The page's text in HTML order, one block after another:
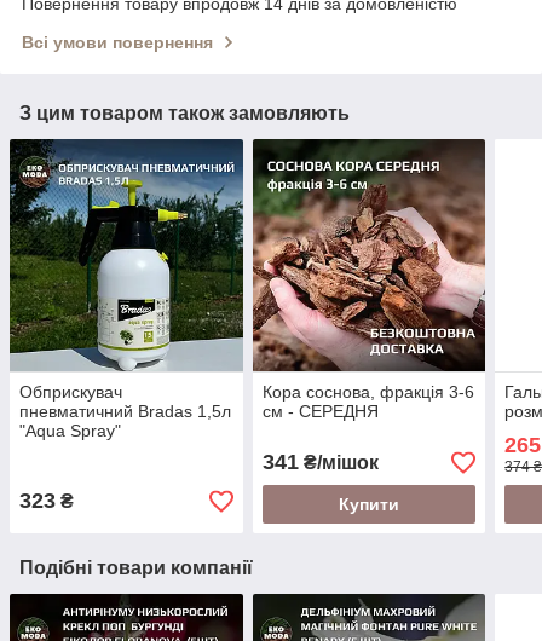
Всі умови повернення
З цим товаром також замовляють
Обприскувач
пневматичний Bradas 1,5л
"Aqua Spray"
323 ₴
Кора соснова, фракція 3-6
см - СЕРЕДНЯ
341₴/мішок
Купити
374
Подібні товари компанії